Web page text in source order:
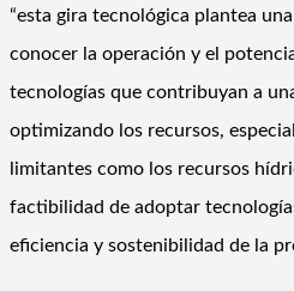
“esta gira tecnológica plantea
conocer la operación y el
tecnologías que contribuyan a
optimizando los recursos,
limitantes como los recursos
factibilidad de adoptar
eficiencia y sostenibilidad de la